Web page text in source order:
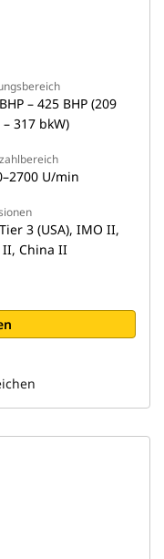
– 425 BHP (209
– 317 bkW)
U/min
Tier 3 (USA), IMO II,
II, China II